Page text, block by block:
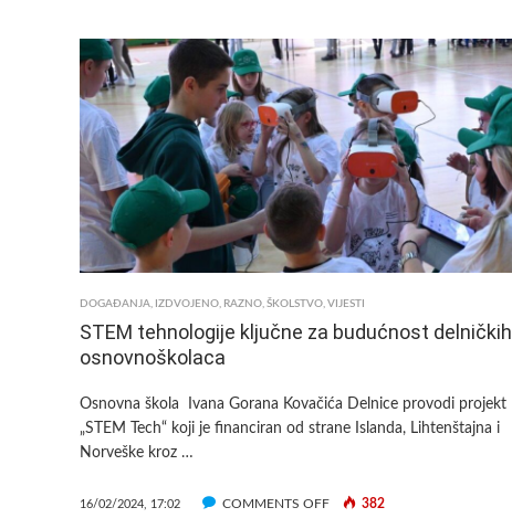
SELU
PREPOZNAT
TRUD
POMOĆNIKA
U
NASTAVI:-
DOBIT
ĆE
MJESEČNI
NEOPOREZIVI
NA
PLAĆU
DOGAĐANJA, IZDVOJENO, RAZNO, ŠKOLSTVO, VIJESTI
STEM tehnologije ključne za budućnost delničkih
osnovnoškolaca
Osnovna škola Ivana Gorana Kovačića Delnice provodi projekt
„STEM Tech“ koji je financiran od strane Islanda, Lihtenštajna i
Norveške kroz …
16/02/2024, 17:02 COMMENTS OFFON 382